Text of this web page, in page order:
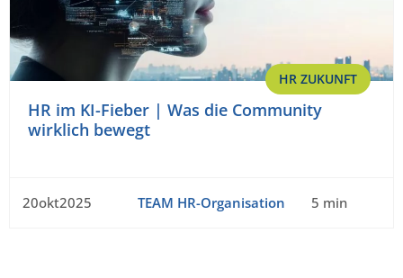
HR ZUKUNFT
HR im KI-Fieber | Was die Community
wirklich bewegt
20okt2025 TEAM HR-Organisation 5 min